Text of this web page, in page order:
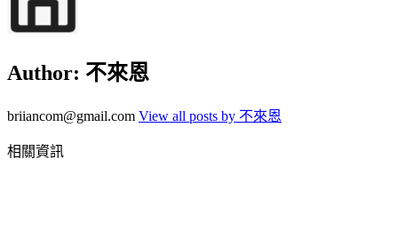
Author: 不來恩
briiancom@gmail.com View all posts by 不來恩
相關資訊